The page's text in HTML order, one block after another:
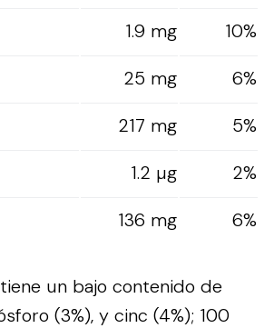
1.9 mg
10%
25 mg
6%
217 mg
5%
1.2 µg
2%
136 mg 6%
un bajo contenido de
(3%), y cinc (4%); 100